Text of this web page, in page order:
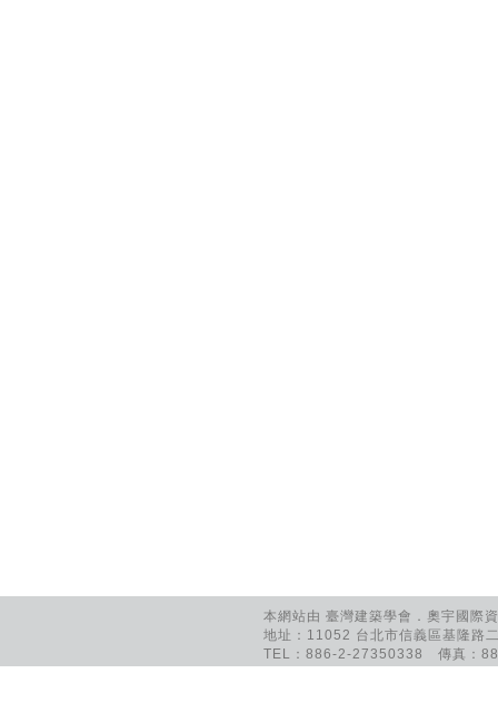
本網站由 臺灣建築學會．奧宇國
地址：11052 台北市信義區基隆路
TEL：886-2-27350338 傳真：